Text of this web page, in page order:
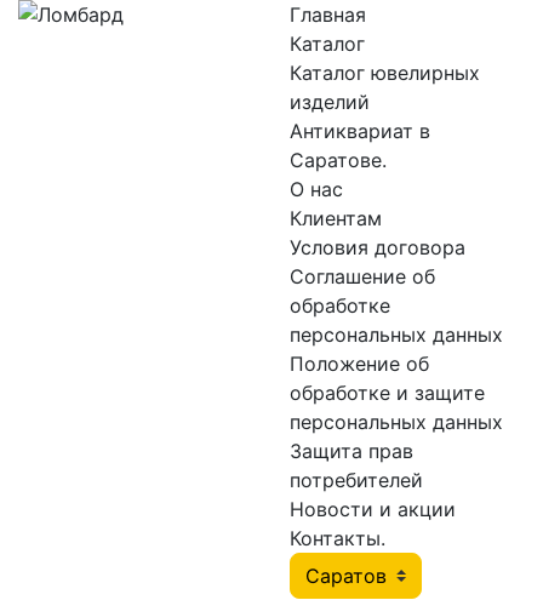
Главная
Каталог
Каталог ювелирных
изделий
Антиквариат в
Саратове.
О нас
Клиентам
Условия договора
Соглашение об
обработке
персональных данных
Положение об
обработке и защите
персональных данных
Защита прав
потребителей
Новости и акции
Контакты.